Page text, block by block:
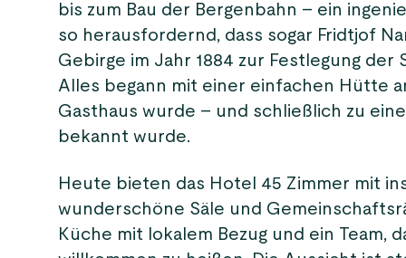
bis zum Bau der Bergenbahn – ein
so herausfordernd, dass sogar Fridtjof
Gebirge im Jahr 1884 zur Festlegung
Alles begann mit einer einfachen Hütte
Gasthaus wurde – und schließlich zu
bekannt wurde.
Heute bieten das Hotel 45 Zimmer mit
wunderschöne Säle und
Küche mit lokalem Bezug und ein Team,